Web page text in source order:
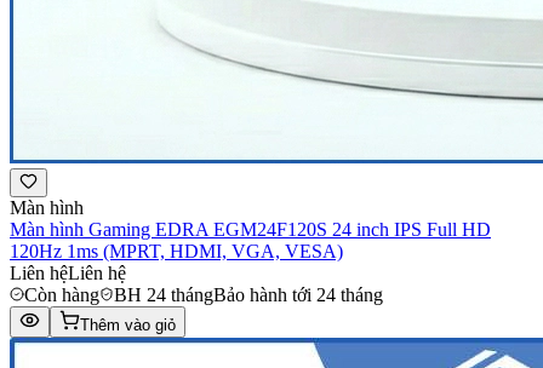
Màn hình
Màn hình Gaming EDRA EGM24F120S 24 inch IPS Full HD
120Hz 1ms (MPRT, HDMI, VGA, VESA)
Liên hệLiên hệ
Còn hàng
BH 24 thángBảo hành tới 24 tháng
Thêm vào giỏ